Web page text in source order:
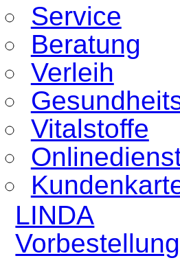
Service
Beratung
Verleih
Vitalstoffe
LINDA
Vorbestellung